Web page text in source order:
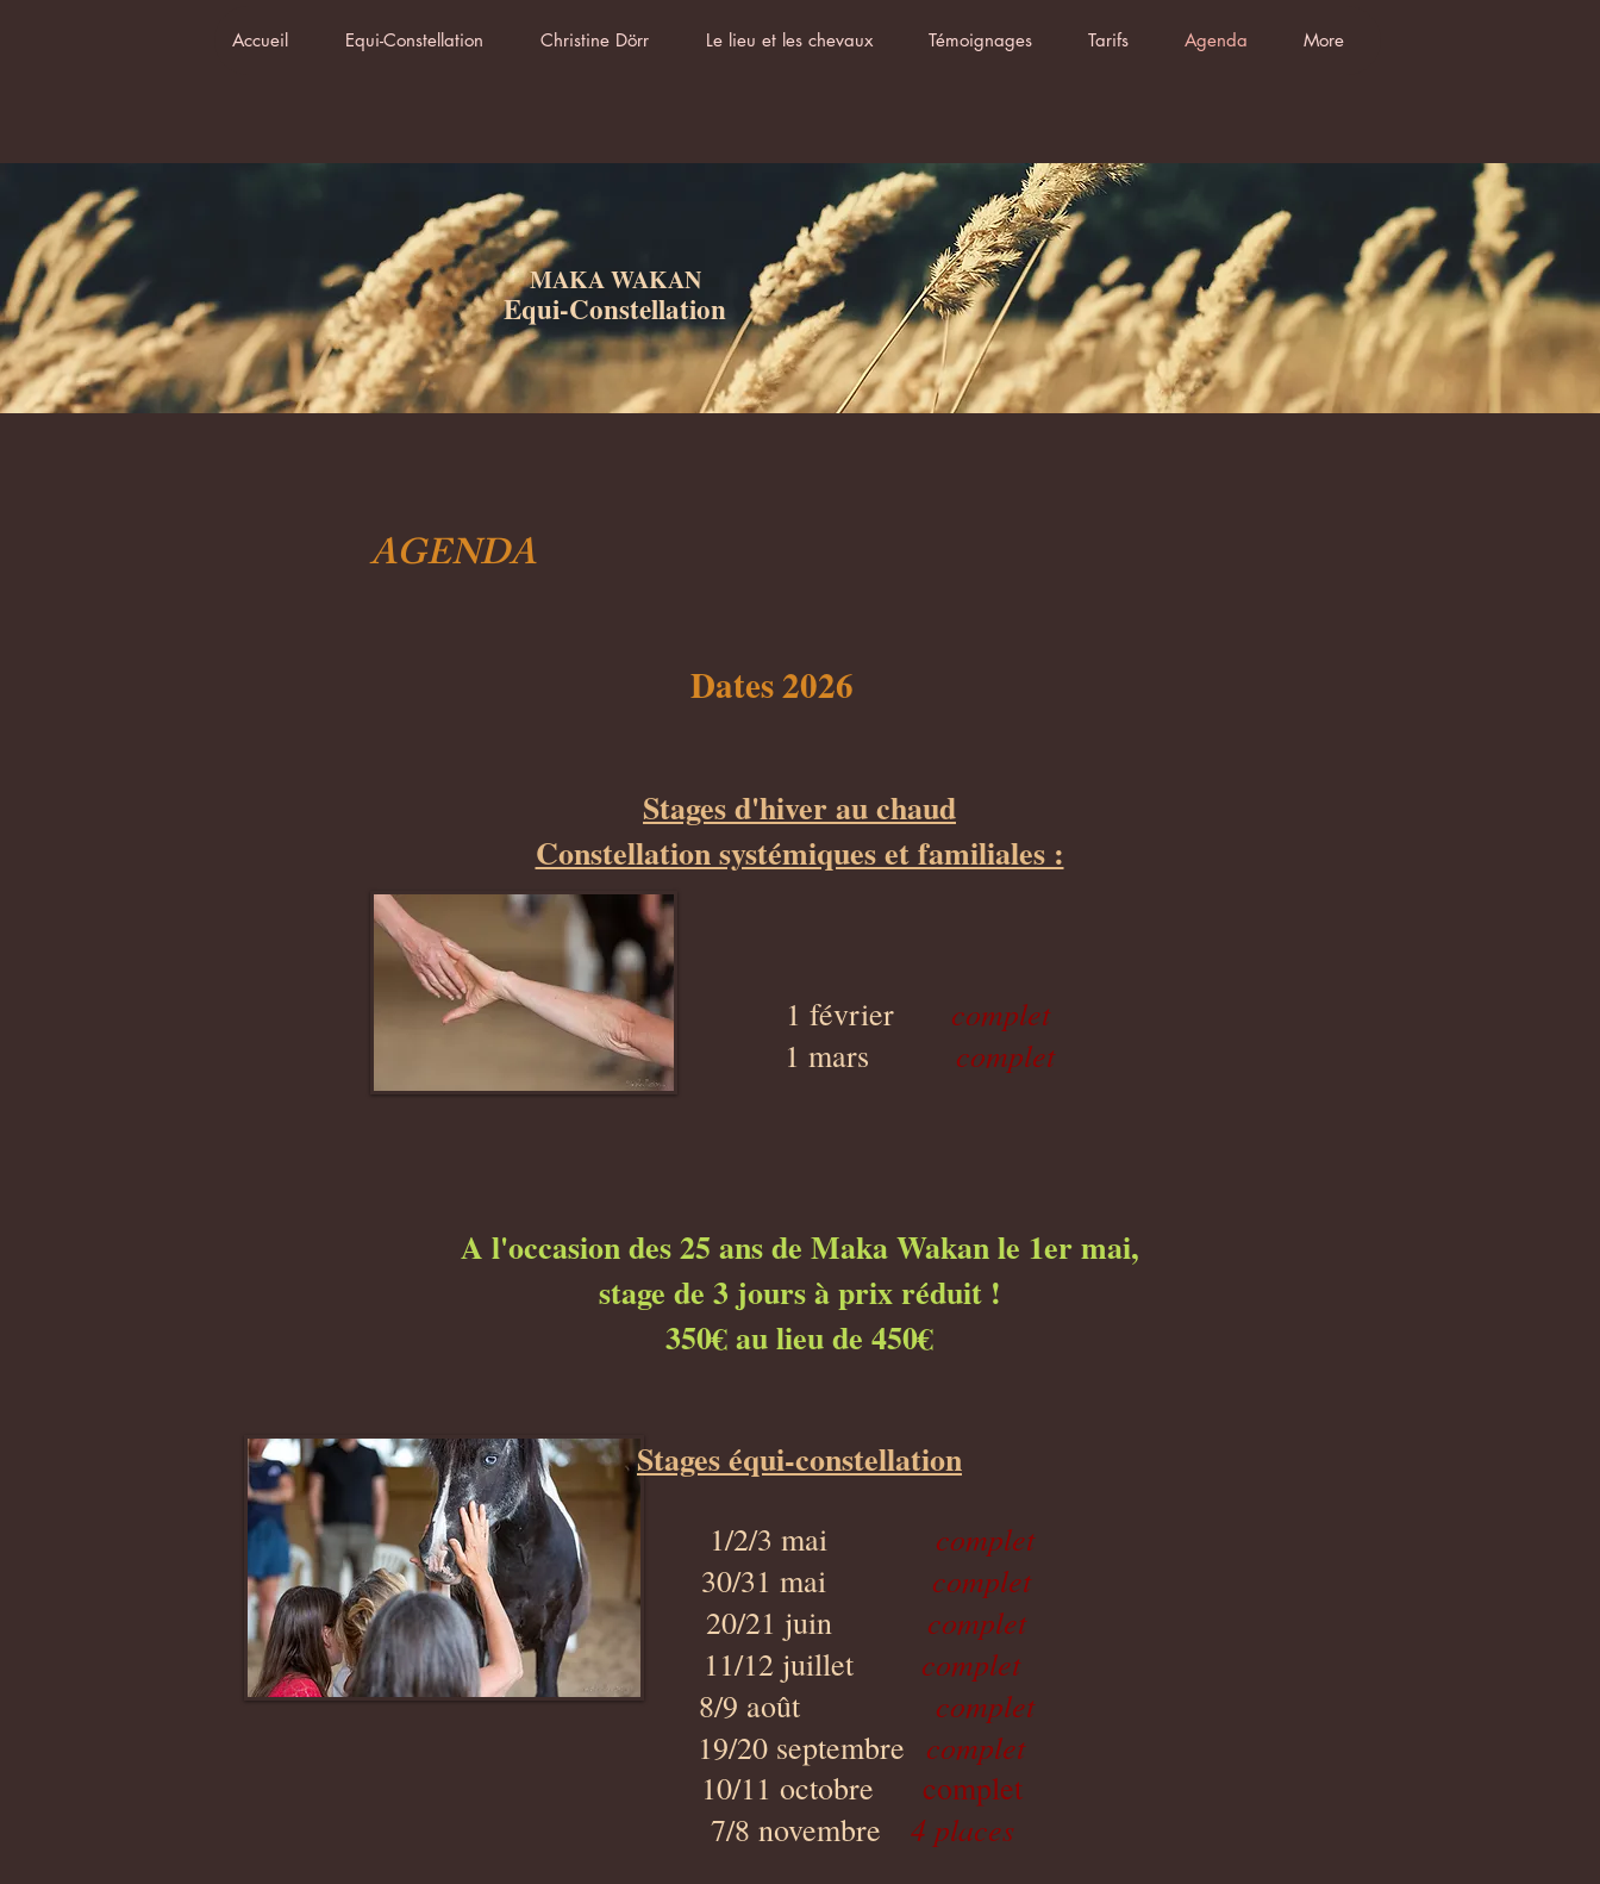
Accueil Equi-Constellation Christine Dörr Le lieu et les chevaux Témoignages Tarifs Agenda More
MAKA WAKAN
Equi-Constellation
AGENDA
Dates 2026
Stages d'hiver au chaud
Constellation systémiques et familiales :
1 février complet
1 mars complet
A l'occasion des 25 ans de Maka Wakan le 1er mai,
stage de 3 jours à prix réduit !
350€ au lieu de 450€
Stages équi-constellation
1/2/3 mai complet
30/31 mai complet
20/21 juin complet
11/12 juillet complet
8/9 août complet
19/20 septembre complet
10/11 octobre complet
7/8 novembre
4 places